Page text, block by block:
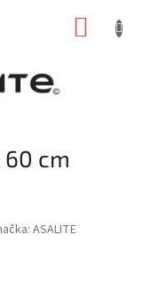
60 cm
ASALITE